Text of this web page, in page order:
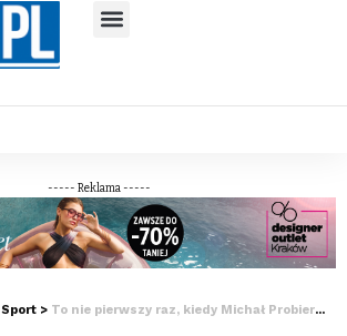
----- Reklama -----
Sport > To nie pierwszy raz, kiedy Michał Probierz podaje się do dymisji. Tak samo było w Wiśle i Cracovii